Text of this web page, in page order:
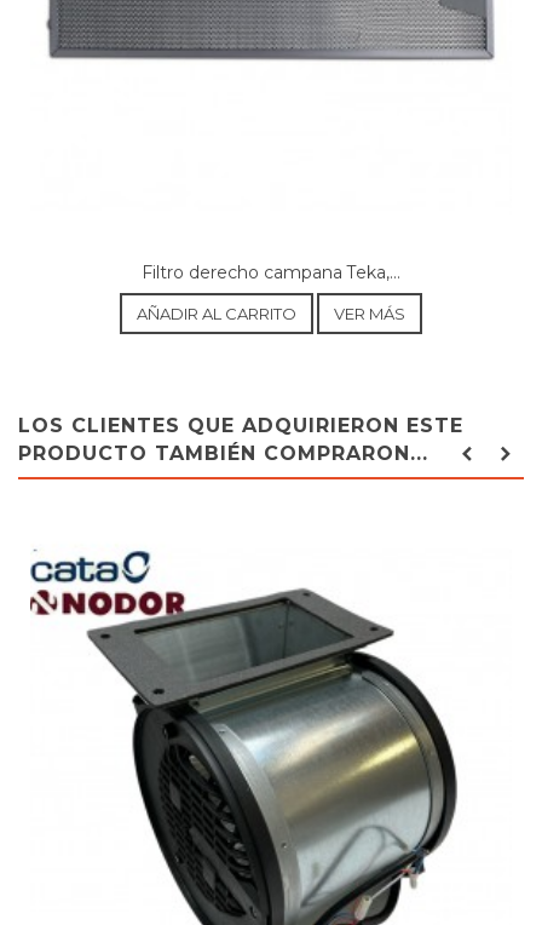
Filtro derecho campana Teka,...
AÑADIR AL CARRITO VER MÁS
LOS CLIENTES QUE ADQUIRIERON ESTE
PRODUCTO TAMBIÉN COMPRARON...